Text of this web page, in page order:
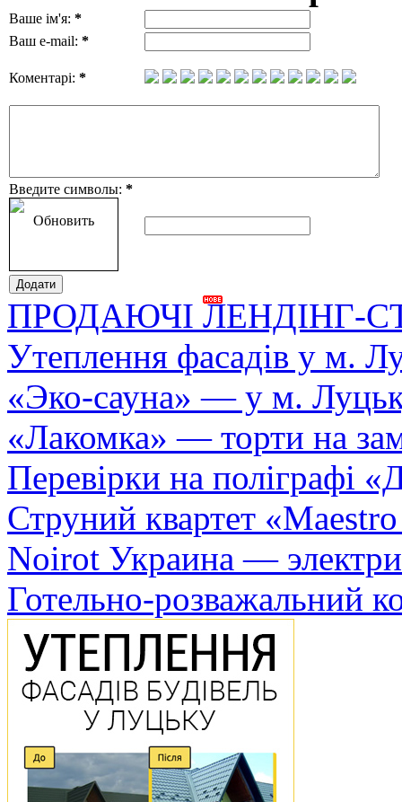
Ваше ім'я: *
Ваш e-mail: *
Коментарі: *
Введите символы: *
Обновить
ПРОДАЮЧІ ЛЕНДІНГ-
Утеплення фасадів у м.
«Эко-сауна» — у м.
«Лакомка» — торти на
Перевірки на поліграфі
Струний квартет
Noirot Украина —
Готельно-розважальний